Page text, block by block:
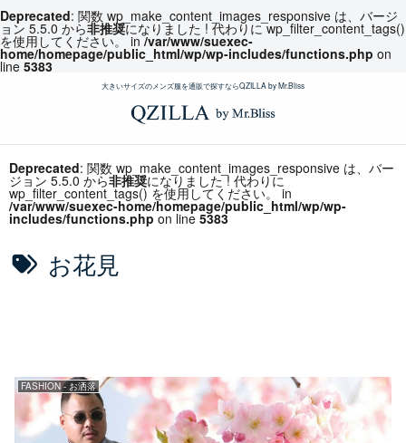
Deprecated: 関数 wp_make_content_images_responsive は、バージ
ョン 5.5.0 から非推奨になりました ! 代わりに wp_filter_content_tags()
を使用してください。 in/var/www/suexec-
home/homepage/public_html/wp/wp-includes/functions.php on
line 5383
大きいサイズのメンズ服を通販で探すならQZILLA by Mr.Bliss
Deprecated: 関数 wp_make_content_images_responsive は、バー
ジョン 5.5.0 から非推奨になりました ! 代わりに
wp_filter_content_tags() を使用してください。 in
/var/www/suexec-home/homepage/public_html/wp/wp-
includes/functions.php on line 5383
お花見
FASHION - お洒落